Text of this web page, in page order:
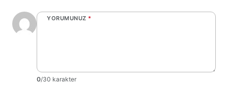
YORUMUNUZ *
0/30 karakter